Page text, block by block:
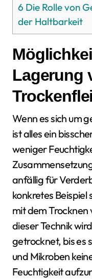
6 Die Rolle von
der Haltbarkeit
Lagerung
Wenn es sich um
ist alles ein
weniger
anfällig für
konkretes Beispiel
mit dem Trocknen
dieser Technik
getrocknet, bis es
und Mikroben
Feuchtigkeit